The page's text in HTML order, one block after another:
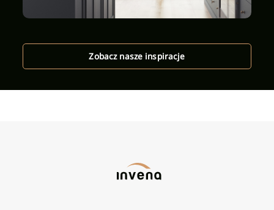
Zobacz nasze inspiracje